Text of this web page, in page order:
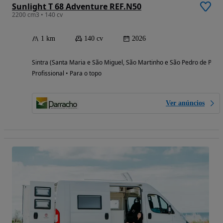
Sunlight T 68 Adventure REF.N50
2200 cm3 • 140 cv
1 km 140 cv 2026
Sintra (Santa Maria e São Miguel, São Martinho e São Pedro de
Profissional • Para o topo
Ver anúncios